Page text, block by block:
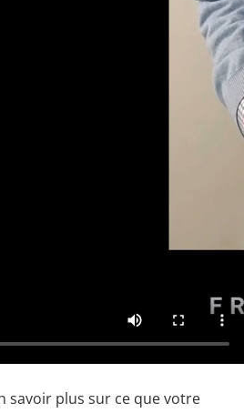
savoir plus sur ce que votre